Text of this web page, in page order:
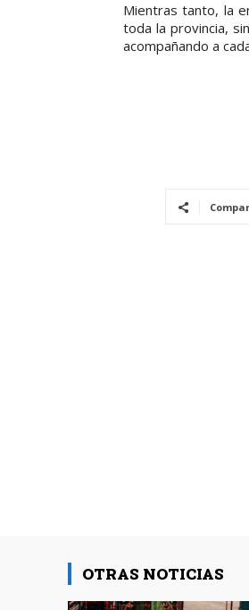
Mientras tanto, la
toda la provincia,
acompañando a
OTRAS NOTICIAS